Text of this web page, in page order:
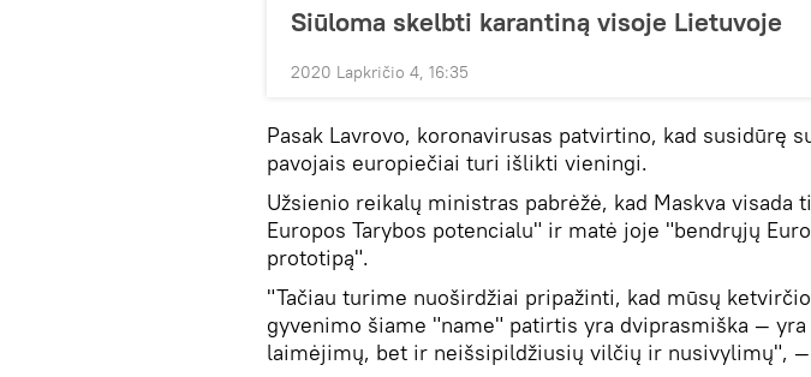
Siūloma skelbti karantiną visoje Lietuvoje
2020 Lapkričio 4, 16:35
Pasak Lavrovo, koronavirusas patvirtino, kad susidūrę
pavojais europiečiai turi išlikti vieningi.
Užsienio reikalų ministras pabrėžė, kad Maskva visada
Europos Tarybos potencialu" ir matė joje "bendrųjų
prototipą".
"Tačiau turime nuoširdžiai pripažinti, kad mūsų
gyvenimo šiame "name" patirtis yra dviprasmiška —
laimėjimų, bet ir neišsipildžiusių vilčių ir nusivylimų", —